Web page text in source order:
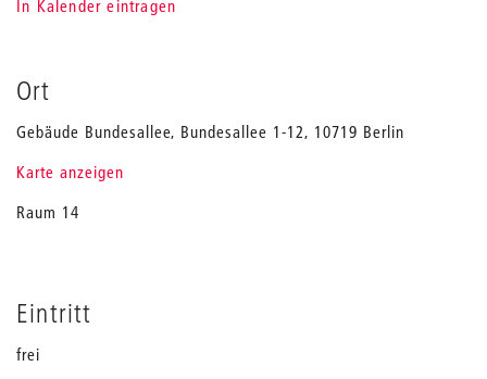
In Kalender eintragen
Ort
Gebäude Bundesallee, Bundesallee 1-12, 10719 Berlin
Karte anzeigen
Raum 14
Eintritt
frei